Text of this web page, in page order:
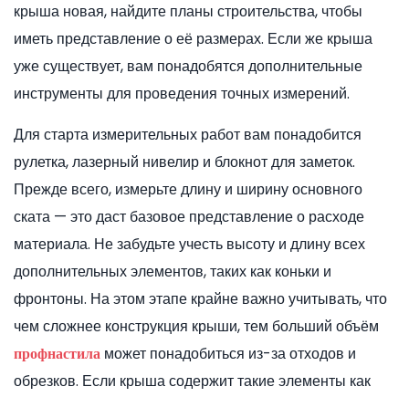
крыша новая, найдите планы строительства, чтобы
иметь представление о её размерах. Если же крыша
уже существует, вам понадобятся дополнительные
инструменты для проведения точных измерений.
Для старта измерительных работ вам понадобится
рулетка, лазерный нивелир и блокнот для заметок.
Прежде всего, измерьте длину и ширину основного
ската — это даст базовое представление о расходе
материала. Не забудьте учесть высоту и длину всех
дополнительных элементов, таких как коньки и
фронтоны. На этом этапе крайне важно учитывать, что
чем сложнее конструкция крыши, тем больший объём
профнастила может понадобиться из-за отходов и
обрезков. Если крыша содержит такие элементы как